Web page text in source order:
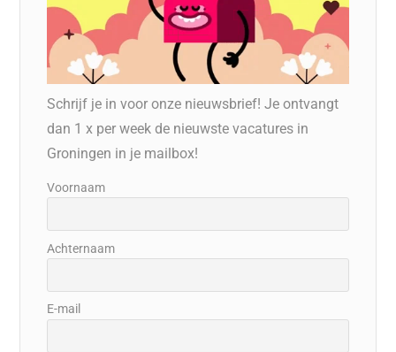
Schrijf je in voor onze nieuwsbrief! Je ontvangt
dan 1 x per week de nieuwste vacatures in
Groningen in je mailbox!
Voornaam
Achternaam
E-mail